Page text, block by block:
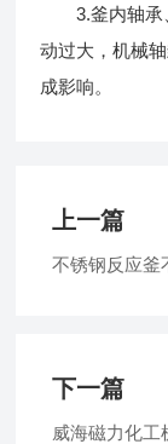
3.釜内轴承
动过大，机械
成影响。
上一篇
不锈钢反应釜
下一篇
威海磁力化工